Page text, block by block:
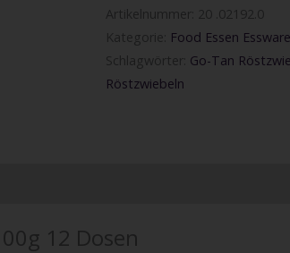
Artikelnummer: 20 .02192.0
Kategorie: Food Essen
Schlagwörter: Go-Tan
Röstzwiebeln
12 Dosen